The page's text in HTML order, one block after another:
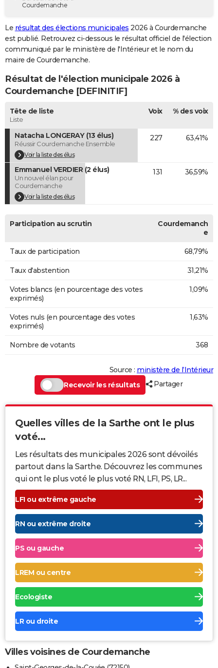
Destinations
City break
Voyage nature
Voyage de noces
Forum
GUIDES D'ACHAT
BONS PLANS
Carte de Noël
Carte Bonne année
Carte Saint-Valentin
Carte Pâques
Carte d'anniversaire
DICTIONNAIRE
Dictionnaire
Biographies
Citations
Expressions
Proverbes
PROGRAMME TV
COPAINS D'AVANT
S'inscrire
Se connecter
Lycées
Collèges
Primaires
Universités
Entreprises
Service militaire
Avis de recherche
AVIS DE DÉCÈS
FORUM
Bricolage
Lifestyle
Culture
Sport
Auto
Television
Voyage
Cinema
Courdemanche
Le résultat des élections municipales 2026 à Courdemanche
est publié. Retrouvez ci-dessous le résultat officiel de l'élection
communiqué par le ministère de l'Intérieur et le nom du
maire de Courdemanche.
Résultat de l'élection municipale 2026 à
Courdemanche [DEFINITIF]
Tête de liste
Liste
Voix % des voix
Natacha LONGERAY (13 élus)
Réussir Courdemanche Ensemble
Voir la liste des élus
227 63,41%
Emmanuel VERDIER (2 élus)
Un nouvel élan pour
Courdemanche
Voir la liste des élus
131 36,59%
Participation au scrutin
Courdemanch
e
Taux de participation 68,79%
Taux d'abstention 31,21%
Votes blancs (en pourcentage des votes
exprimés)
1,09%
Votes nuls (en pourcentage des votes
exprimés)
1,63%
Nombre de votants 368
Source : ministère de l’Intérieur
Recevoir les résultats
Partager
Quelles villes de la Sarthe ont le plus
voté...
Les résultats des municipales 2026 sont dévoilés
partout dans la Sarthe. Découvrez les communes
qui ont le plus voté le plus voté RN, LFI, PS, LR...
LFI ou extrême gauche
RN ou extrême droite
PS ou gauche
LREM ou centre
Ecologiste
LR ou droite
Villes voisines de Courdemanche